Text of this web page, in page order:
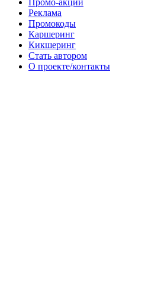
Реклама
Промокоды
Каршеринг
Кикшеринг
Стать автором
О проекте/контакты